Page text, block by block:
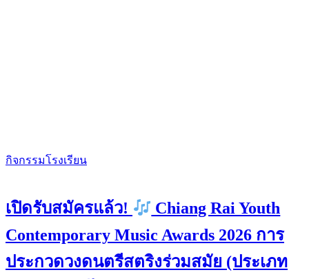
กิจกรรมโรงเรียน
เปิดรับสมัครแล้ว!
Chiang Rai Youth
Contemporary Music Awards 2026 การ
ประกวดวงดนตรีสตริงร่วมสมัย (ประเภท